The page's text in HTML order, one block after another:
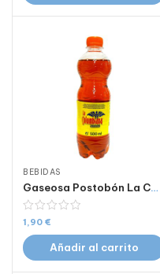
BEBIDAS
Gaseosa Postobón La Colombiana 500 ml
1,90 €
Añadir al carrito